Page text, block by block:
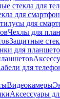
стекла для
для
для
Чехлы для
Защитные
для
для
Видеокамеры
Аксессуары